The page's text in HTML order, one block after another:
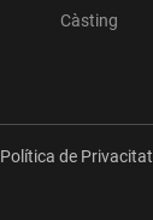
Càsting
Política de Privacitat